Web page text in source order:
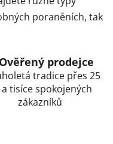
poraněních, tak
prodejce
tradice přes 25
tisíce spokojených
zákazníků